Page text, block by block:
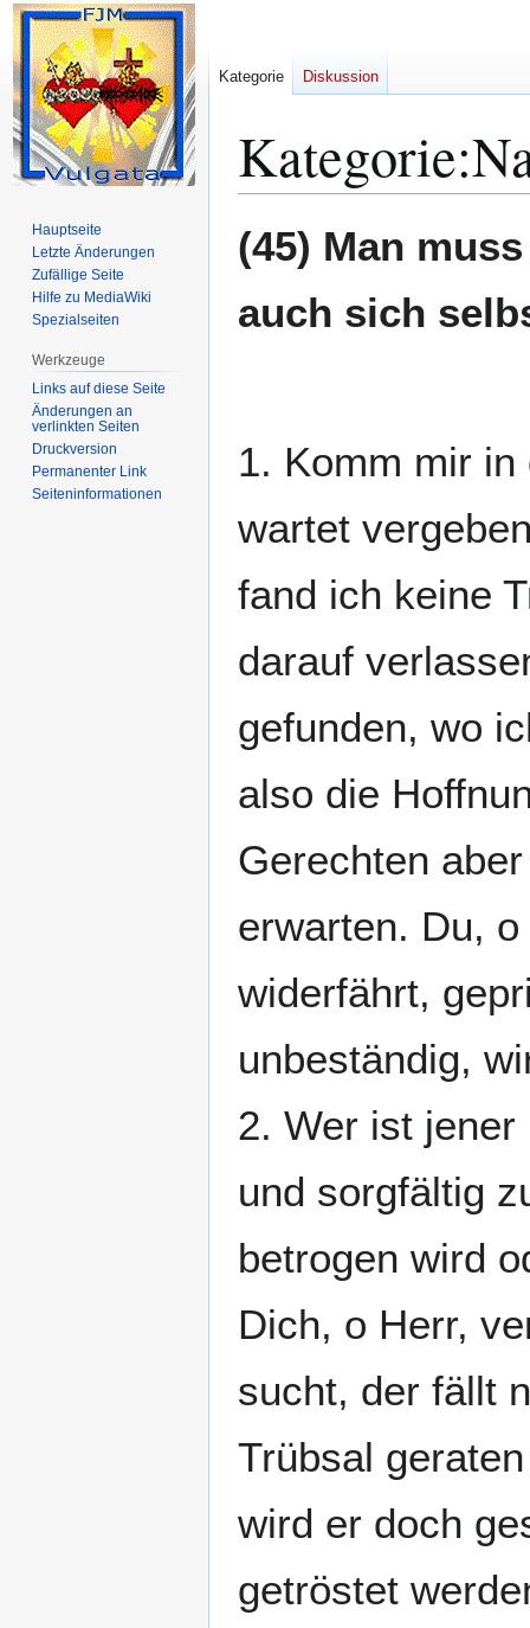
Kategorie:
Navigation
Suche
(45) Man
auch sich
1. Komm mir
wartet
fand ich keine
darauf
gefunden, wo
also die
Gerechten
erwarten. Du,
widerfährt,
unbeständig,
2. Wer ist
und sorgfältig
betrogen wird
Dich, o Herr,
sucht, der fällt
Trübsal
wird er doch
getröstet
Kategorie Diskussion
Hauptseite
Letzte Änderungen
Zufällige Seite
Hilfe zu MediaWiki
Spezialseiten
Werkzeuge
Links auf diese Seite
Änderungen an
verlinkten Seiten
Druckversion
Permanenter Link
Seiten­­informationen